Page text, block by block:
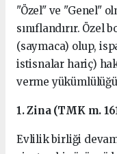
"Özel" ve "Genel"
sınıflandırır. Özel
(saymaca) olup,
istisnalar hariç)
verme
1. Zina (TMK m.
Evlilik birliği